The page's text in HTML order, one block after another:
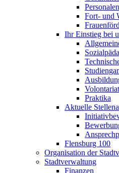
Fort- und
Ihr Einstieg bei
Praktika
Aktuelle
Flensburg 100
Organisation der
Stadtverwaltung
Finanzen